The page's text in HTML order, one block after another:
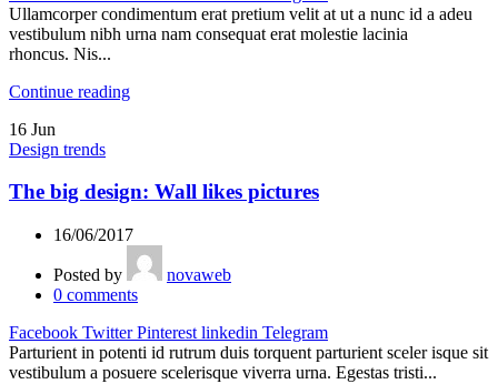
Ullamcorper condimentum erat pretium velit at ut a nunc id a adeu
vestibulum nibh urna nam consequat erat molestie lacinia
rhoncus. Nis...
Continue reading
16 Jun
Design trends
The big design: Wall likes pictures
16/06/2017
Posted by
novaweb
0 comments
Facebook Twitter Pinterest linkedin Telegram
Parturient in potenti id rutrum duis torquent parturient sceler isque sit
vestibulum a posuere scelerisque viverra urna. Egestas tristi...